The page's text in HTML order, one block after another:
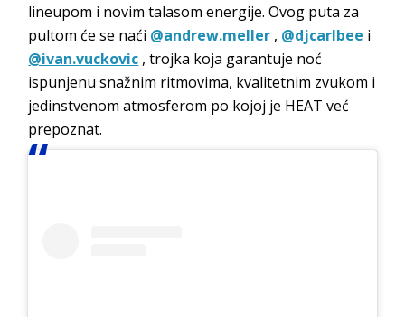
lineupom i novim talasom energije. Ovog puta za
pultom će se naći @andrew.meller , @djcarlbee i
@ivan.vuckovic , trojka koja garantuje noć
ispunjenu snažnim ritmovima, kvalitetnim zvukom i
jedinstvenom atmosferom po kojoj je HEAT već
prepoznat.